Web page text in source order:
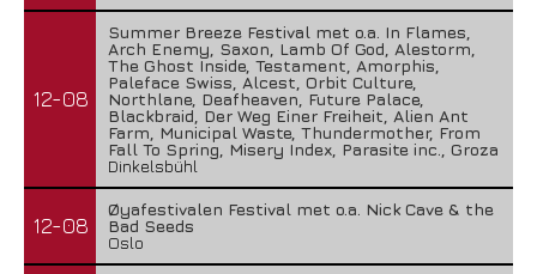
12-08
Summer Breeze Festival met o.a. In Flames,
Arch Enemy, Saxon, Lamb Of God, Alestorm,
The Ghost Inside, Testament, Amorphis,
Paleface Swiss, Alcest, Orbit Culture,
Northlane, Deafheaven, Future Palace,
Blackbraid, Der Weg Einer Freiheit, Alien Ant
Farm, Municipal Waste, Thundermother, From
Fall To Spring, Misery Index, Parasite inc., Groza
Dinkelsbühl
12-08
Øyafestivalen Festival met o.a. Nick Cave & the
Bad Seeds
Oslo